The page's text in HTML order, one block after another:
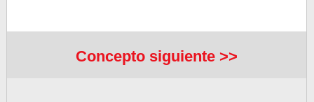
Concepto siguiente >>